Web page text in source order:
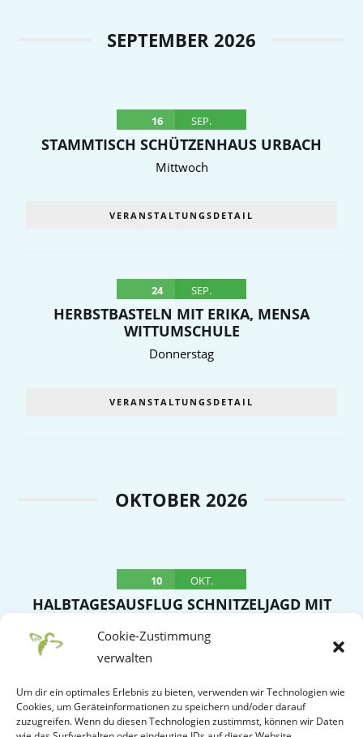
Cookie-Zustimmung
verwalten
Um dir ein optimales Erlebnis zu bieten, verwenden wir Technologien wie
Cookies, um Geräteinformationen zu speichern und/oder darauf
zuzugreifen. Wenn du diesen Technologien zustimmst, können wir Daten
SEPTEMBER 2026
16 SEP.
STAMMTISCH SCHÜTZENHAUS URBACH
Mittwoch
VERANSTALTUNGSDETAIL
24 SEP.
HERBSTBASTELN MIT ERIKA, MENSA
WITTUMSCHULE
Donnerstag
VERANSTALTUNGSDETAIL
OKTOBER 2026
10 OKT.
HALBTAGESAUSFLUG SCHNITZELJAGD MIT
TREFFPUNKT WITTUMHALLE
VERANSTALTUNGSDETAIL